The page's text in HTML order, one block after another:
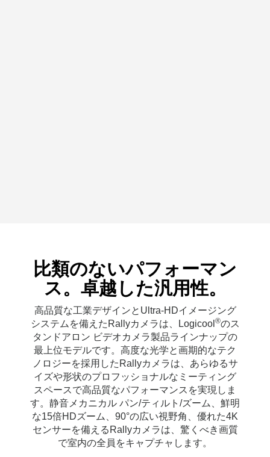
比類のないパフォーマン
ス。卓越した汎用性。
高品質な工業デザインとUltra-HDイメージング
システムを備えたRallyカメラは、Logicool ®のス
タンドアロン ビデオカメラ製品ラインナップの
最上位モデルです。高度な光学と画期的なテク
ノロジーを採用したRallyカメラは、あらゆるサ
イズや形状のプロフッショナルなミーティング
スペースで高品質なパフォーマンスを実現しま
す。静音メカニカル パン/ティルト/ズーム、鮮明
な15倍HDズーム、90°の広い視野角、優れた4K
センサーを備えるRallyカメラは、驚くべき画質
で室内の全員をキャプチャします。